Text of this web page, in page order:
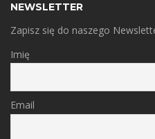
NEWSLETTER
Zapisz się do naszego
Imię
Email